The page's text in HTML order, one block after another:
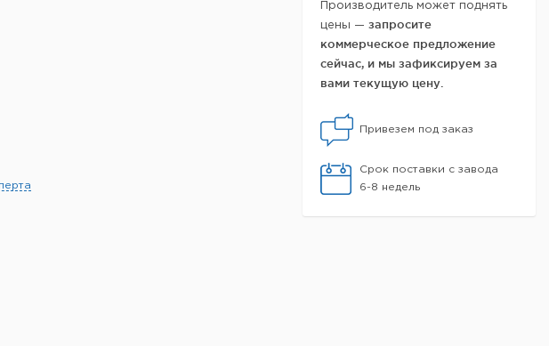
Производитель может поднять
цены — запросите
коммерческое предложение
сейчас, и мы зафиксируем за
вами текущую цену.
Привезем под заказ
Срок поставки с завода
6-8 недель